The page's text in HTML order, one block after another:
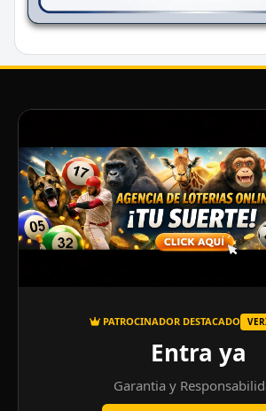
PATROCINADOR DESTACADO
Entra ya
Garantia y